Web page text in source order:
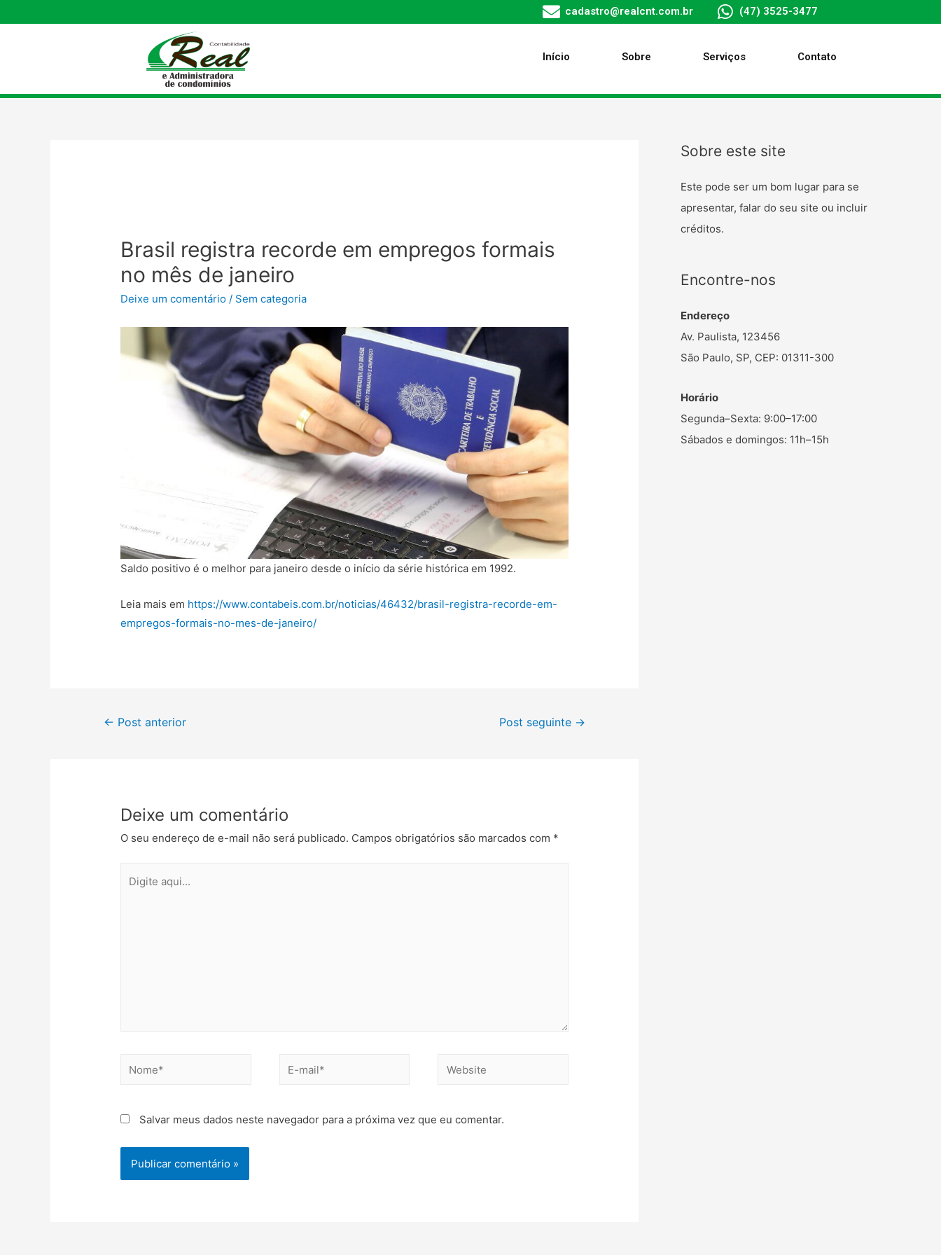
cadastro@realcnt.com.br (47) 3525-3477
Início Sobre Serviços Contato
Brasil registra recorde em empregos formais
no mês de janeiro
Deixe um comentário / Sem categoria
Saldo positivo é o melhor para janeiro desde o início da série histórica em 1992.
Leia mais em https://www.contabeis.com.br/noticias/46432/brasil-registra-recorde-em-
empregos-formais-no-mes-de-janeiro/
← Post anterior Post seguinte →
Deixe um comentário
O seu endereço de e-mail não será publicado. Campos obrigatórios são marcados com *
Salvar meus dados neste navegador para a próxima vez que eu comentar.
Sobre este site
Este pode ser um bom lugar para se
apresentar, falar do seu site ou incluir
créditos.
Encontre-nos
Endereço
Av. Paulista, 123456
São Paulo, SP, CEP: 01311-300
Horário
Segunda–Sexta: 9:00–17:00
Sábados e domingos: 11h–15h